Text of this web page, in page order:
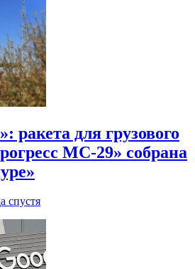
ракета для грузового
МС-29» собрана
спустя